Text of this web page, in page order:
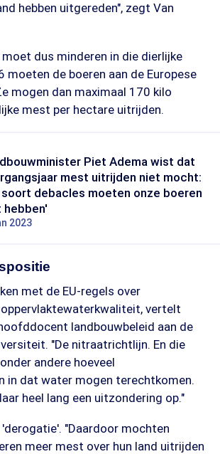
hebben uitgereden", zegt Van
moet dus minderen in die dierlijke
moeten de boeren aan de Europese
mogen dan maximaal 170 kilo
mest per hectare uitrijden.
Piet Adema wist dat
mest uitrijden niet mocht:
debacles moeten onze boeren
hebben'
2023
met de EU-regels over
vertelt
landbouwbeleid aan de
"De nitraatrichtlijn. En die
andere hoeveel
in dat water mogen terechtkomen.
heel lang een uitzondering op."
"Daardoor mochten
meer mest over hun land uitrijden